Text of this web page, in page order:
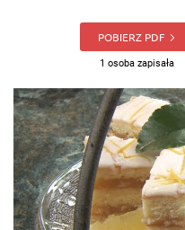
POBIERZ PDF
1 osoba zapisała